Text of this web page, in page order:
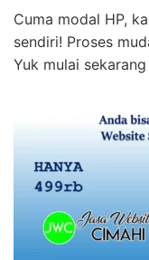
Cuma modal HP,
sendiri! Proses
Yuk mulai sekarang